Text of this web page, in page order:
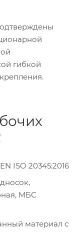
гибкой
ISO 20345:2016
МБС
материал с